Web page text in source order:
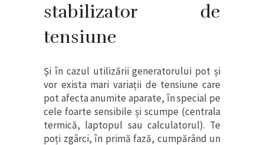
stabilizator de
tensiune
Și în cazul utilizării generatorului pot și
vor exista mari variații de tensiune care
pot afecta anumite aparate, în special pe
cele foarte sensibile și scumpe (centrala
termică, laptopul sau calculatorul). Te
poți zgârci, în primă fază, cumpărând un